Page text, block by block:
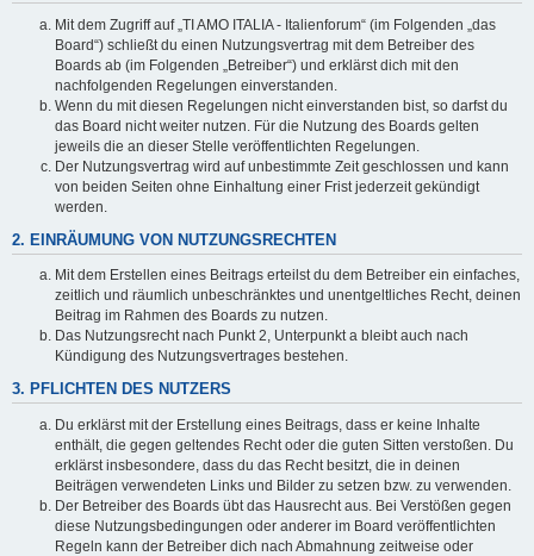
Mit dem Zugriff auf „TI AMO ITALIA - Italienforum“ (im Folgenden „das
Board“) schließt du einen Nutzungsvertrag mit dem Betreiber des
Boards ab (im Folgenden „Betreiber“) und erklärst dich mit den
nachfolgenden Regelungen einverstanden.
Wenn du mit diesen Regelungen nicht einverstanden bist, so darfst du
das Board nicht weiter nutzen. Für die Nutzung des Boards gelten
jeweils die an dieser Stelle veröffentlichten Regelungen.
Der Nutzungsvertrag wird auf unbestimmte Zeit geschlossen und kann
von beiden Seiten ohne Einhaltung einer Frist jederzeit gekündigt
werden.
2. EINRÄUMUNG VON NUTZUNGSRECHTEN
Mit dem Erstellen eines Beitrags erteilst du dem Betreiber ein einfaches,
zeitlich und räumlich unbeschränktes und unentgeltliches Recht, deinen
Beitrag im Rahmen des Boards zu nutzen.
Das Nutzungsrecht nach Punkt 2, Unterpunkt a bleibt auch nach
Kündigung des Nutzungsvertrages bestehen.
3. PFLICHTEN DES NUTZERS
Du erklärst mit der Erstellung eines Beitrags, dass er keine Inhalte
enthält, die gegen geltendes Recht oder die guten Sitten verstoßen. Du
erklärst insbesondere, dass du das Recht besitzt, die in deinen
Beiträgen verwendeten Links und Bilder zu setzen bzw. zu verwenden.
Der Betreiber des Boards übt das Hausrecht aus. Bei Verstößen gegen
diese Nutzungsbedingungen oder anderer im Board veröffentlichten
Regeln kann der Betreiber dich nach Abmahnung zeitweise oder